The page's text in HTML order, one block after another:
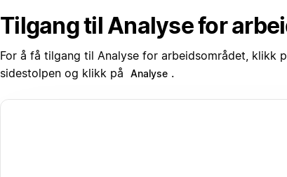
Tilgang til Analyse for
For å få tilgang til Analyse for arbeidsområdet, klikk
sidestolpen og klikk på
Analyse .